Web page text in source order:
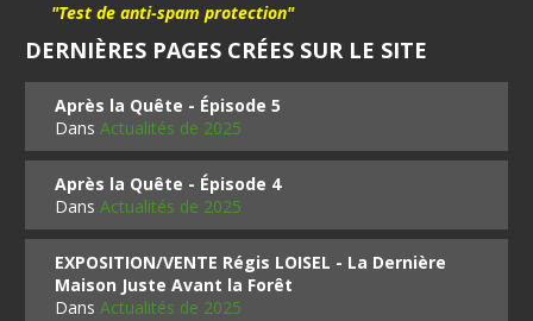
"Test de anti-spam protection"
DERNIÈRES PAGES CRÉES SUR LE SITE
Après la Quête - Épisode 5
DansActualités de 2025
Après la Quête - Épisode 4
DansActualités de 2025
EXPOSITION/VENTE Régis LOISEL - La Dernière
Maison Juste Avant la Forêt
DansActualités de 2025